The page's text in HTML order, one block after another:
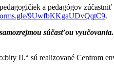
a pedagógov zúčastniť
9UwfbKKgaUDvQqtC9.
súčasťou
II.“ sú realizované Centrom